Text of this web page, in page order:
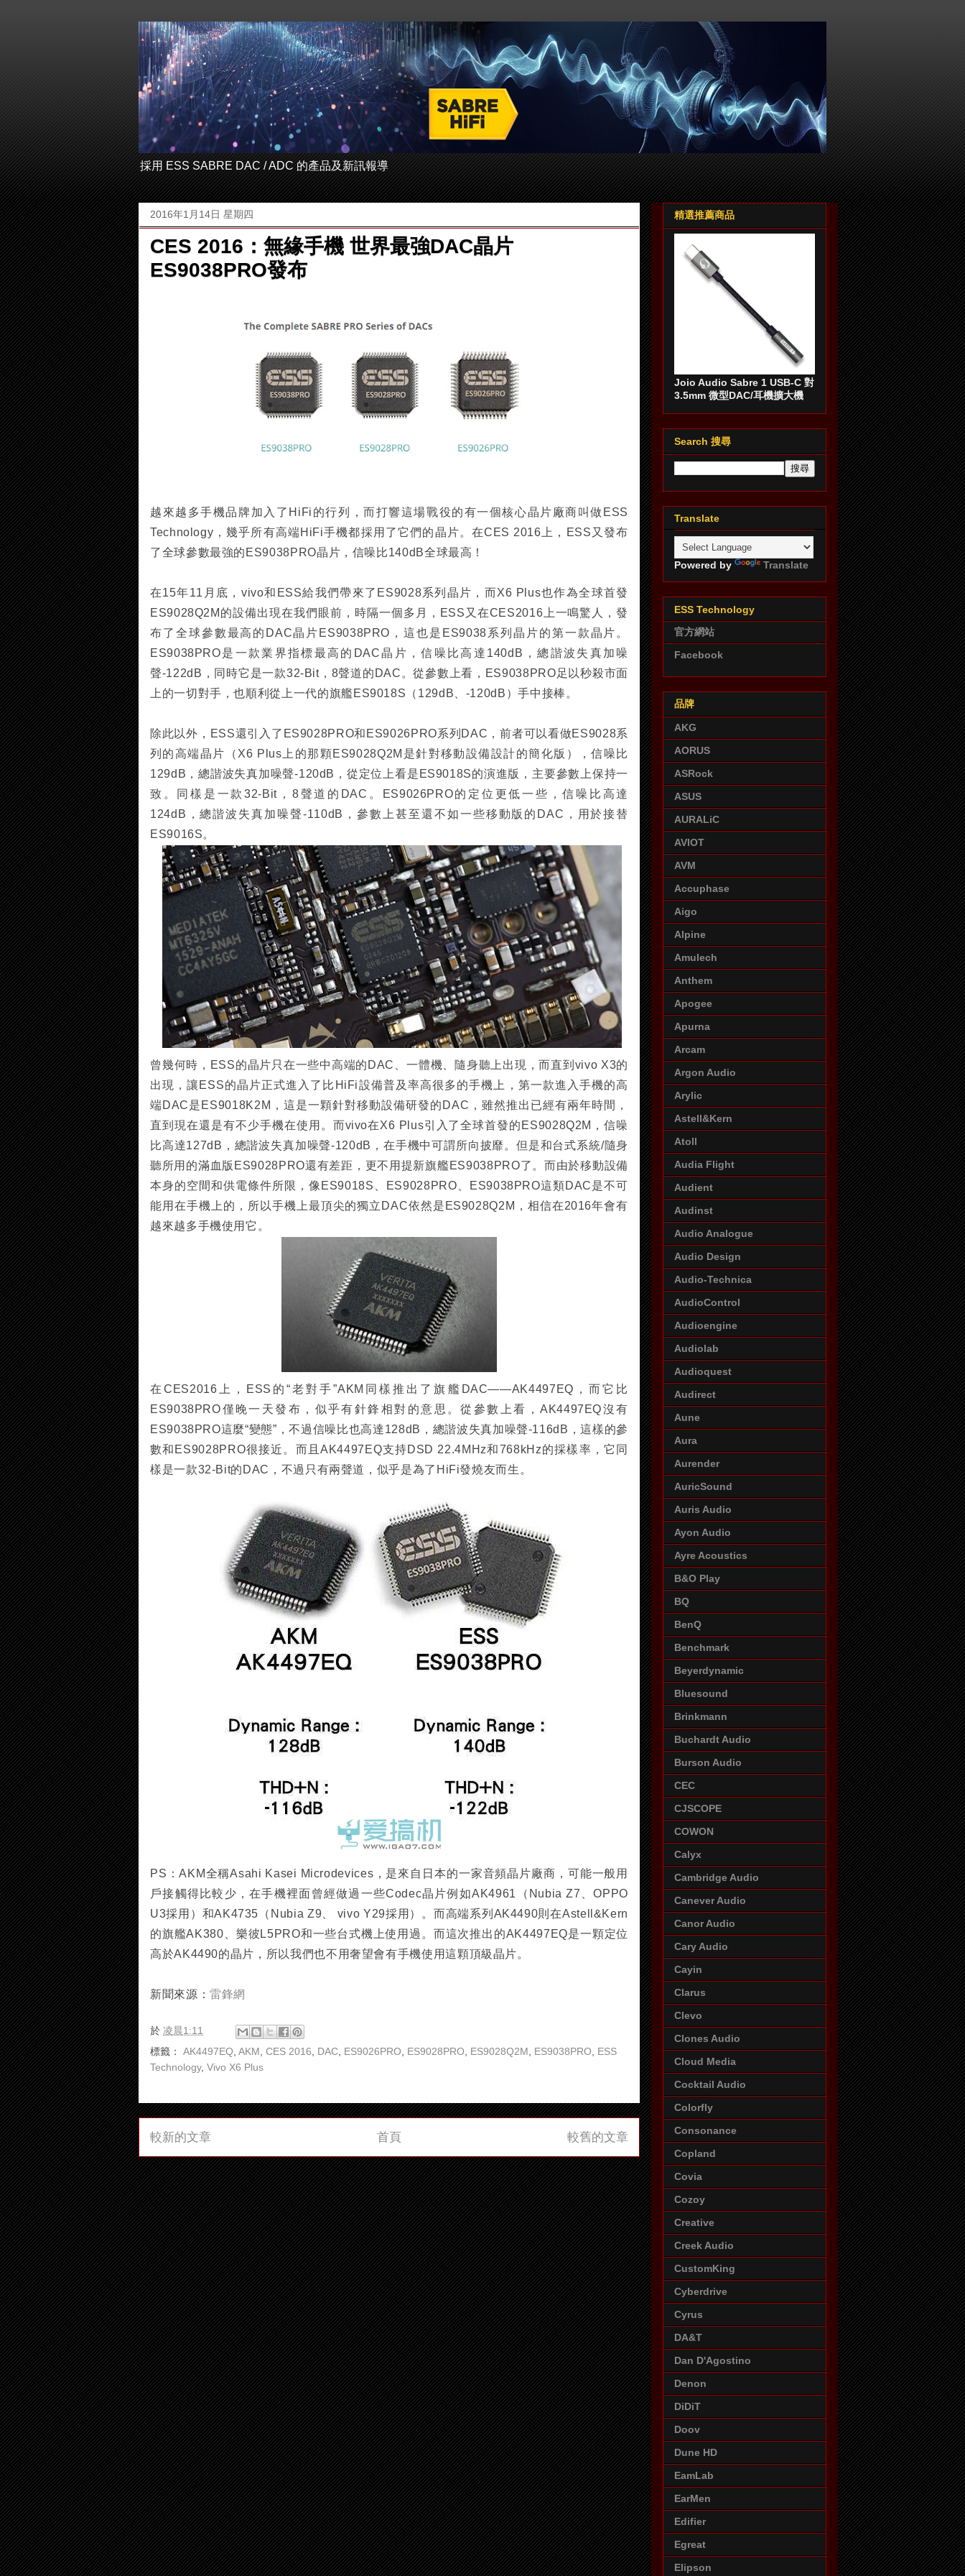
採用 ESS SABRE DAC / ADC 的產品及新訊報導
2016年1月14日 星期四
CES 2016：無緣手機 世界最強DAC晶片
ES9038PRO發布
越來越多手機品牌加入了HiFi的行列，而打響這場戰役的有一個核心晶片廠商叫做ESS
Technology，幾乎所有高端HiFi手機都採用了它們的晶片。在CES 2016上，ESS又發布
了全球參數最強的ES9038PRO晶片，信噪比140dB全球最高！
在15年11月底，vivo和ESS給我們帶來了ES9028系列晶片，而X6 Plus也作為全球首發
ES9028Q2M的設備出現在我們眼前，時隔一個多月，ESS又在CES2016上一鳴驚人，發
布了全球參數最高的DAC晶片ES9038PRO，這也是ES9038系列晶片的第一款晶片。
ES9038PRO是一款業界指標最高的DAC晶片，信噪比高達140dB，總諧波失真加噪
聲-122dB，同時它是一款32-Bit，8聲道的DAC。從參數上看，ES9038PRO足以秒殺市面
上的一切對手，也順利從上一代的旗艦ES9018S（129dB、-120dB）手中接棒。
除此以外，ESS還引入了ES9028PRO和ES9026PRO系列DAC，前者可以看做ES9028系
列的高端晶片（X6 Plus上的那顆ES9028Q2M是針對移動設備設計的簡化版），信噪比
129dB，總諧波失真加噪聲-120dB，從定位上看是ES9018S的演進版，主要參數上保持一
致。同樣是一款32-Bit，8聲道的DAC。ES9026PRO的定位更低一些，信噪比高達
124dB，總諧波失真加噪聲-110dB，參數上甚至還不如一些移動版的DAC，用於接替
ES9016S。
曾幾何時，ESS的晶片只在一些中高端的DAC、一體機、隨身聽上出現，而直到vivo X3的
出現，讓ESS的晶片正式進入了比HiFi設備普及率高很多的手機上，第一款進入手機的高
端DAC是ES9018K2M，這是一顆針對移動設備研發的DAC，雖然推出已經有兩年時間，
直到現在還是有不少手機在使用。而vivo在X6 Plus引入了全球首發的ES9028Q2M，信噪
比高達127dB，總諧波失真加噪聲-120dB，在手機中可謂所向披靡。但是和台式系統/隨身
聽所用的滿血版ES9028PRO還有差距，更不用提新旗艦ES9038PRO了。而由於移動設備
本身的空間和供電條件所限，像ES9018S、ES9028PRO、ES9038PRO這類DAC是不可
能用在手機上的，所以手機上最頂尖的獨立DAC依然是ES9028Q2M，相信在2016年會有
越來越多手機使用它。
在CES2016上，ESS的“老對手”AKM同樣推出了旗艦DAC——AK4497EQ，而它比
ES9038PRO僅晚一天發布，似乎有針鋒相對的意思。從參數上看，AK4497EQ沒有
ES9038PRO這麼“變態”，不過信噪比也高達128dB，總諧波失真加噪聲-116dB，這樣的參
數和ES9028PRO很接近。而且AK4497EQ支持DSD 22.4MHz和768kHz的採樣率，它同
樣是一款32-Bit的DAC，不過只有兩聲道，似乎是為了HiFi發燒友而生。
PS：AKM全稱Asahi Kasei Microdevices，是來自日本的一家音頻晶片廠商，可能一般用
戶接觸得比較少，在手機裡面曾經做過一些Codec晶片例如AK4961（Nubia Z7、OPPO
U3採用）和AK4735（Nubia Z9、 vivo Y29採用）。而高端系列AK4490則在Astell&Kern
的旗艦AK380、樂彼L5PRO和一些台式機上使用過。而這次推出的AK4497EQ是一顆定位
高於AK4490的晶片，所以我們也不用奢望會有手機使用這顆頂級晶片。
新聞來源：雷鋒網
於 凌晨1:11
標籤： AK4497EQ AKM CES 2016 DAC ES9026PRO ES9028PRO ES9028Q2M ES9038PRO
ESS
Technology, Vivo X6 Plus
較新的文章 較舊的文章
首頁
精選推薦商品
Joio Audio Sabre 1 USB-C 對
3.5mm 微型DAC/耳機擴大機
Search 搜尋
Translate
Powered by Translate
ESS Technology
官方網站
Facebook
品牌
AKG
AORUS
ASRock
ASUS
AURALiC
AVIOT
AVM
Accuphase
Aigo
Alpine
Amulech
Anthem
Apogee
Apurna
Arcam
Argon Audio
Arylic
Astell&Kern
Atoll
Audia Flight
Audient
Audinst
Audio Analogue
Audio Design
Audio-Technica
AudioControl
Audioengine
Audiolab
Audioquest
Audirect
Aune
Aura
Aurender
AuricSound
Auris Audio
Ayon Audio
Ayre Acoustics
B&O Play
BQ
BenQ
Benchmark
Beyerdynamic
Bluesound
Brinkmann
Buchardt Audio
Burson Audio
CEC
CJSCOPE
COWON
Calyx
Cambridge Audio
Canever Audio
Canor Audio
Cary Audio
Cayin
Clarus
Clevo
Clones Audio
Cloud Media
Cocktail Audio
Colorfly
Consonance
Copland
Covia
Cozoy
Creative
Creek Audio
CustomKing
Cyberdrive
Cyrus
DA&T
Dan D'Agostino
Denon
DiDiT
Doov
Dune HD
EamLab
EarMen
Edifier
Egreat
Elipson